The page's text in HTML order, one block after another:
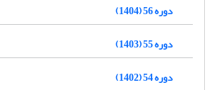
دوره 56 (1404)
دوره 55 (1403)
دوره 54 (1402)